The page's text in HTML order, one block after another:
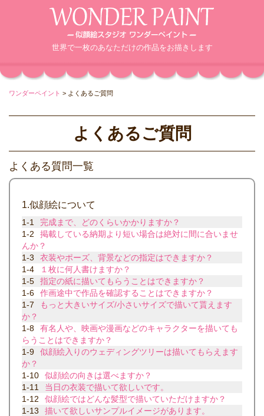
世界で一枚のあなただけの作品をお描きします
ワンダーペイント > よくあるご質問
よくあるご質問
よくある質問一覧
1.似顔絵について
1-1
完成まで、どのくらいかかりますか？
1-2
掲載している納期より短い場合は絶対に間に合いませ
んか？
1-3
衣装やポーズ、背景などの指定はできますか？
1-4
１枚に何人書けますか？
1-5
指定の紙に描いてもらうことはできますか？
1-6
作画途中で作品を確認することはできますか？
1-7
もっと大きいサイズ/小さいサイズで描いて貰えます
か？
1-8
有名人や、映画や漫画などのキャラクターを描いても
らうことはできますか？
1-9
似顔絵入りのウェディングツリーは描いてもらえます
か？
1-10
似顔絵の向きは選べますか？
1-11
当日の衣装で描いて欲しいです。
1-12
似顔絵ではどんな髪型で描いていただけますか？
1-13
描いて欲しいサンプルイメージがあります。